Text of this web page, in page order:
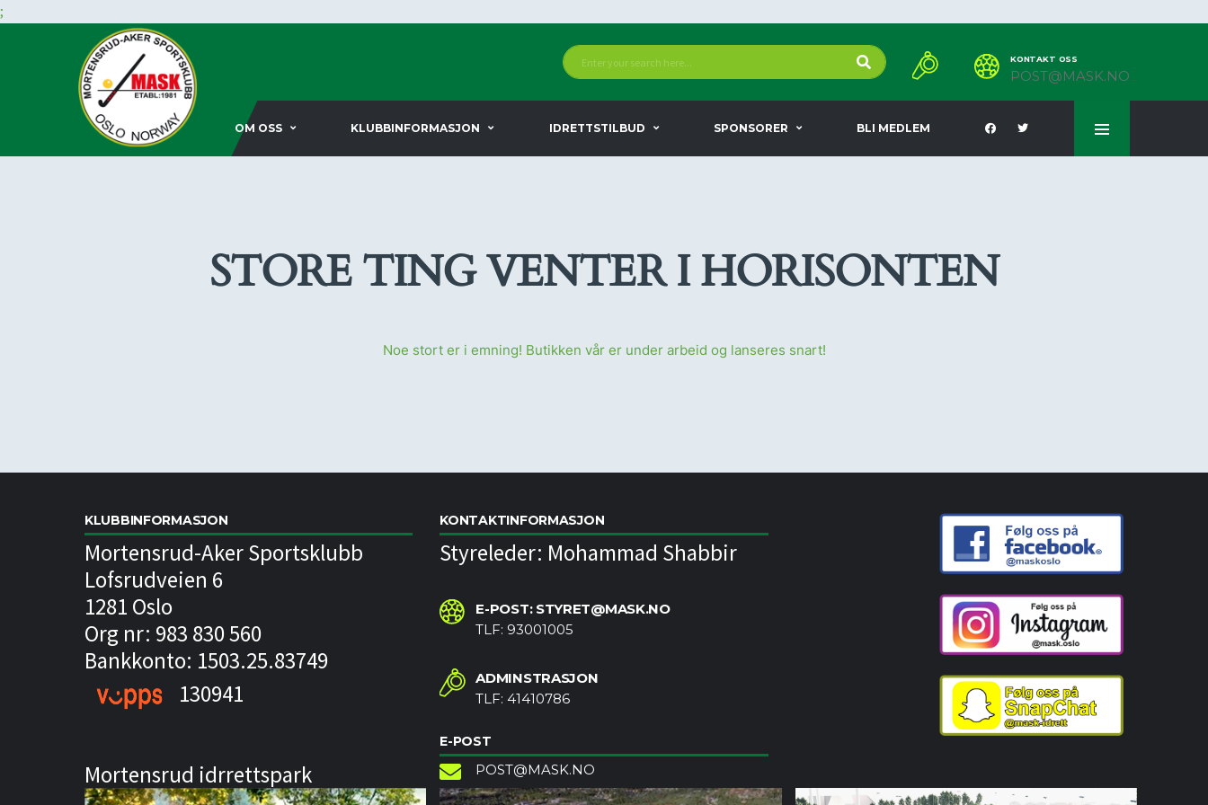
;
KONTAKT OSS
POST@MASK.NO
OM OSS KLUBBINFORMASJON IDRETTSTILBUD SPONSORER BLI MEDLEM
STORE TING VENTER I HORISONTEN
Noe stort er i emning! Butikken vår er under arbeid og lanseres snart!
KLUBBINFORMASJON
Mortensrud-Aker Sportsklubb
Lofsrudveien 6
1281 Oslo
Org nr: 983 830 560
Bankkonto: 1503.25.83749
130941
Mortensrud idrrettspark
KONTAKTINFORMASJON
Styreleder: Mohammad Shabbir
E-POST: STYRET@MASK.NO
TLF: 93001005
ADMINSTRASJON
TLF: 41410786
E-POST
POST@MASK.NO